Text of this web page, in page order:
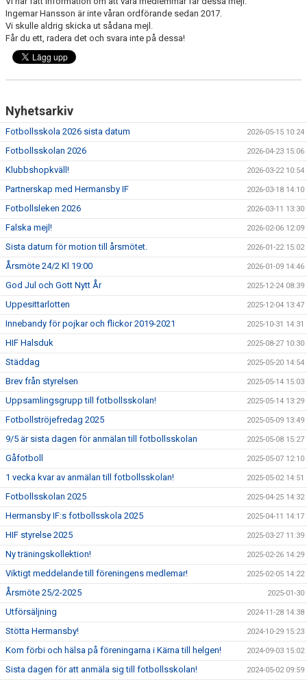
DOKUMENT
VÅRA LAG/TRÄNARE
Ingemar Hansson är inte våran ordförande sedan 2017.
Vi skulle aldrig skicka ut sådana mejl.
Får du ett, radera det och svara inte på dessa!
Nyhetsarkiv
Fotbollsskola 2026 sista datum 2026-05-15 10:24
Fotbollsskolan 2026 2026-04-23 15:06
Klubbshopkväll! 2026-03-22 10:54
Partnerskap med Hermansby IF 2026-03-18 14:10
Fotbollsleken 2026 2026-03-11 13:30
Falska mejl! 2026-02-06 12:09
Sista datum för motion till årsmötet. 2026-01-22 15:02
Årsmöte 24/2 Kl 19:00 2026-01-09 14:46
God Jul och Gott Nytt År 2025-12-24 08:39
Uppesittarlotten 2025-12-04 13:47
Innebandy för pojkar och flickor 2019-2021 2025-10-31 14:31
HIF Halsduk 2025-08-27 10:30
Städdag 2025-05-20 14:54
Brev från styrelsen 2025-05-14 15:03
Uppsamlingsgrupp till fotbollsskolan! 2025-05-14 13:29
Fotbollströjefredag 2025 2025-05-09 13:49
9/5 är sista dagen för anmälan till fotbollsskolan 2025-05-08 15:27
Gåfotboll 2025-05-07 12:10
1 vecka kvar av anmälan till fotbollsskolan! 2025-05-02 14:51
Fotbollsskolan 2025 2025-04-25 14:32
Hermansby IF:s fotbollsskola 2025 2025-04-11 14:17
HIF styrelse 2025 2025-03-27 11:39
Ny träningskollektion! 2025-02-26 14:29
Viktigt meddelande till föreningens medlemar! 2025-02-05 14:22
Årsmöte 25/2-2025 2025-01-30
Utförsäljning 2024-11-28 14:38
Stötta Hermansby! 2024-10-29 15:23
Kom förbi och hälsa på föreningarna i Kärna till helgen! 2024-09-03 15:02
Sista dagen för att anmäla sig till fotbollsskolan! 2024-05-02 09:59